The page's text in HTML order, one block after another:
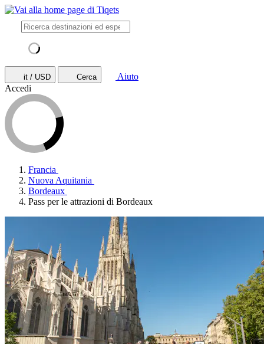
it / USD Cerca
Aiuto
Accedi
Francia
Nuova Aquitania
Bordeaux
Pass per le attrazioni di Bordeaux